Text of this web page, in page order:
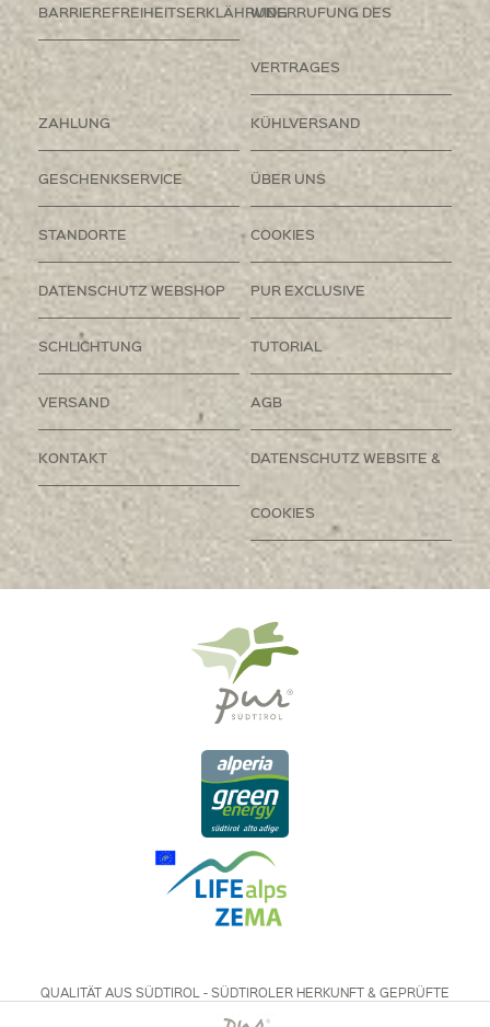
BARRIEREFREIHEITSERKLÄHRUNGWIDERRUFUNG DES
VERTRAGES
ZAHLUNG KÜHLVERSAND
GESCHENKSERVICE ÜBER UNS
STANDORTE COOKIES
DATENSCHUTZ WEBSHOP PUR EXCLUSIVE
SCHLICHTUNG TUTORIAL
VERSAND AGB
KONTAKT DATENSCHUTZ WEBSITE &
COOKIES
QUALITÄT AUS SÜDTIROL - SÜDTIROLER HERKUNFT & GEPRÜFTE
QUALITÄT